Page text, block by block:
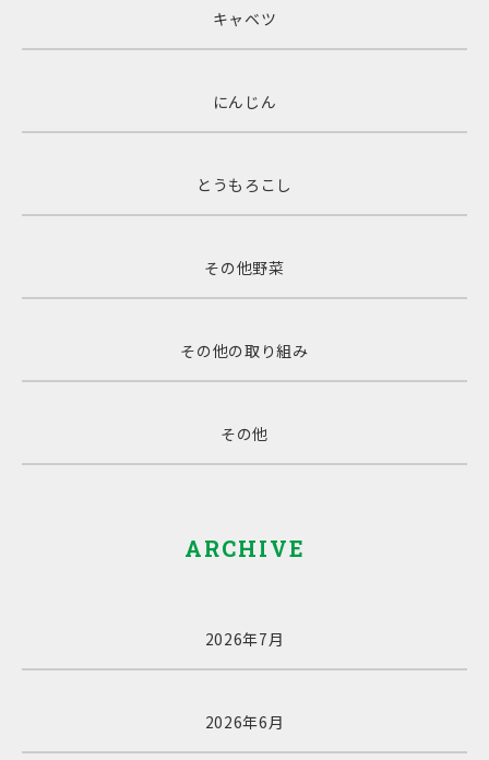
キャベツ
にんじん
とうもろこし
その他野菜
その他の取り組み
その他
ARCHIVE
2026年7月
2026年6月